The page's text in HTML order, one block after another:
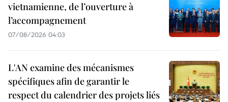
vietnamienne, de l’ouverture à
l’accompagnement
07/08/2026 04:03
L'AN examine des mécanismes
spécifiques afin de garantir le
respect du calendrier des projets liés